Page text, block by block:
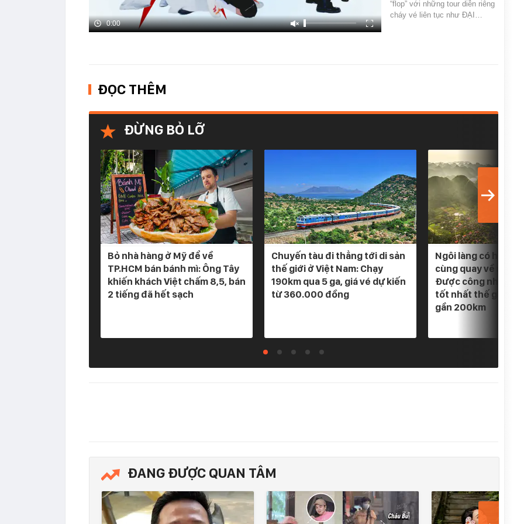
0:00
“flop” với những tour diễn riêng
cháy vé liên tục như ĐẠI…
ĐỌC THÊM
ĐỪNG BỎ LỠ
Bỏ nhà hàng ở Mỹ để về
TP.HCM bán bánh mì: Ông Tây
khiến khách Việt chấm 8,5, bán
2 tiếng đã hết sạch
Chuyến tàu đi thẳng tới di sản
thế giới ở Việt Nam: Chạy
190km qua 5 ga, giá vé dự kiến
từ 360.000 đồng
Ngôi làng có hơn
cùng quay về một
Được công nhận
tốt nhất thế giới",
gần 200km
ĐANG ĐƯỢC QUAN TÂM